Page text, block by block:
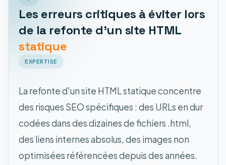
Les erreurs critiques à éviter lors
de la refonte d'un site HTML
statique
EXPERTISE
La refonte d'un site HTML statique concentre
des risques SEO spécifiques : des URLs en dur
codées dans des dizaines de fichiers .html,
des liens internes absolus, des images non
optimisées référencées depuis des années.